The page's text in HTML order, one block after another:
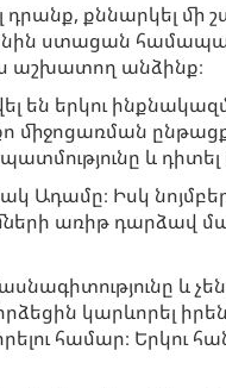
դրանք, քննարկել
ստացան
աշխատող անձինք։
երկու
և դիտել
Ադամը։ Իսկ
առիթ դարձավ
և չեն
կարևորել
համար։ Երկու